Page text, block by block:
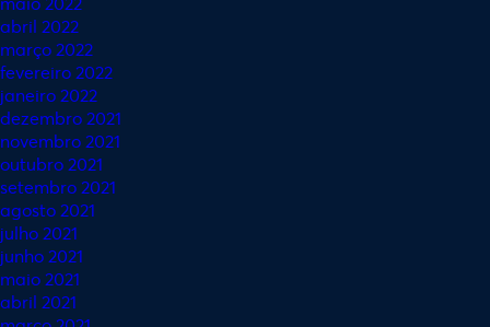
abril 2022
março 2022
fevereiro 2022
janeiro 2022
dezembro 2021
novembro 2021
outubro 2021
setembro 2021
agosto 2021
julho 2021
junho 2021
maio 2021
abril 2021